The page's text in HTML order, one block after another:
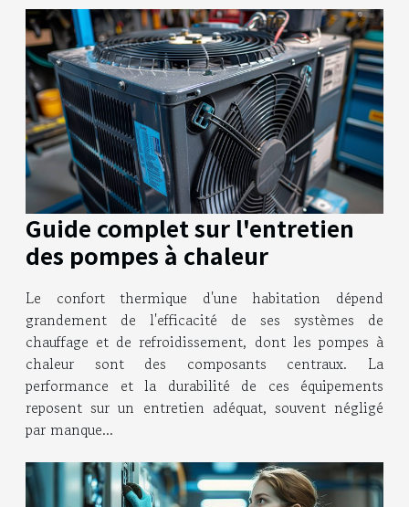
Guide complet sur l'entretien
des pompes à chaleur
Le confort thermique d'une habitation dépend
grandement de l'efficacité de ses systèmes de
chauffage et de refroidissement, dont les pompes à
chaleur sont des composants centraux. La
performance et la durabilité de ces équipements
reposent sur un entretien adéquat, souvent négligé
par manque...